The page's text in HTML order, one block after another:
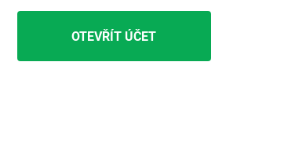
OTEVŘÍT ÚČET